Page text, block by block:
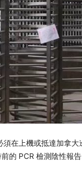
在上機或抵達加拿
的 PCR 檢測陰性報告